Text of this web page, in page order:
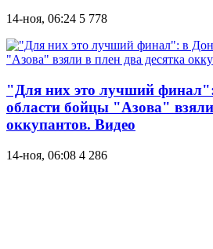
14-ноя, 06:24 5 778
"Для них это лучший
области бойцы "Азова" взяли
оккупантов. Видео
14-ноя, 06:08 4 286